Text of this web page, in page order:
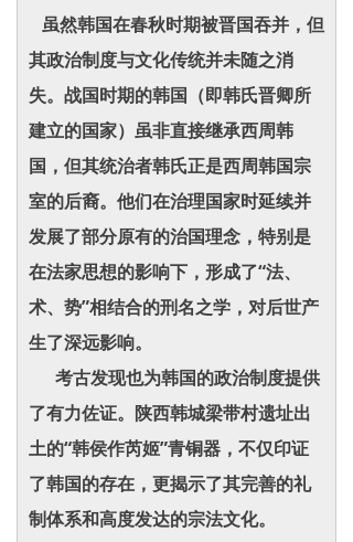
虽然韩国在春秋时期被晋国吞并，但
其政治制度与文化传统并未随之消
失。战国时期的韩国（即韩氏晋卿所
建立的国家）虽非直接继承西周韩
国，但其统治者韩氏正是西周韩国宗
室的后裔。他们在治理国家时延续并
发展了部分原有的治国理念，特别是
在法家思想的影响下，形成了“法、
术、势”相结合的刑名之学，对后世产
生了深远影响。
考古发现也为韩国的政治制度提供
了有力佐证。陕西韩城梁带村遗址出
土的“韩侯作芮姬”青铜器，不仅印证
了韩国的存在，更揭示了其完善的礼
制体系和高度发达的宗法文化。